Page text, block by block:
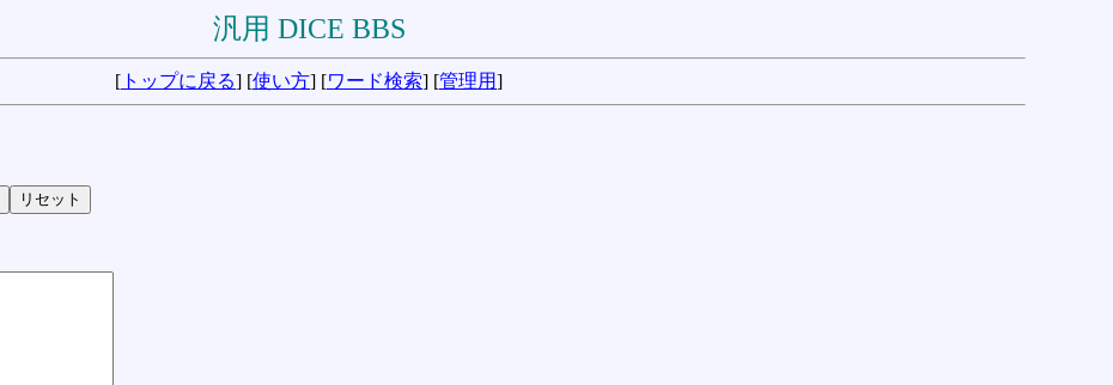
汎用 DICE BBS
[ トップに戻る] [使い方] [ワード検索] [管理用]